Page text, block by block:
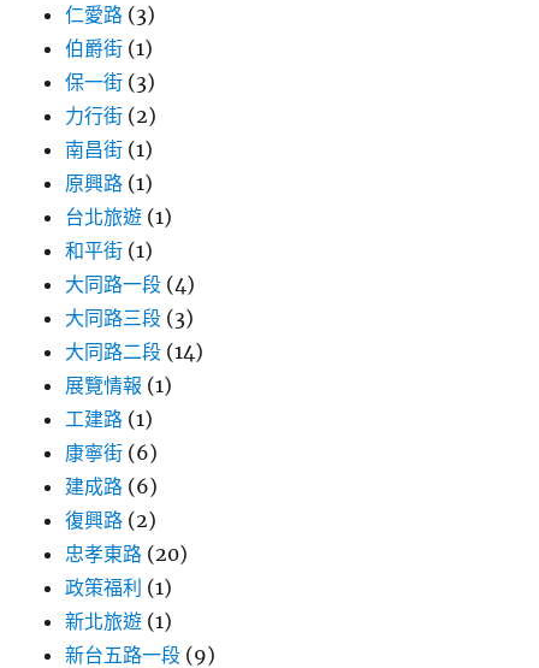
仁愛路 (3)
伯爵街 (1)
保一街 (3)
力行街 (2)
南昌街 (1)
原興路 (1)
台北旅遊 (1)
和平街 (1)
大同路一段 (4)
大同路三段 (3)
大同路二段 (14)
展覽情報 (1)
工建路 (1)
康寧街 (6)
建成路 (6)
復興路 (2)
忠孝東路 (20)
政策福利 (1)
新北旅遊 (1)
新台五路一段 (9)